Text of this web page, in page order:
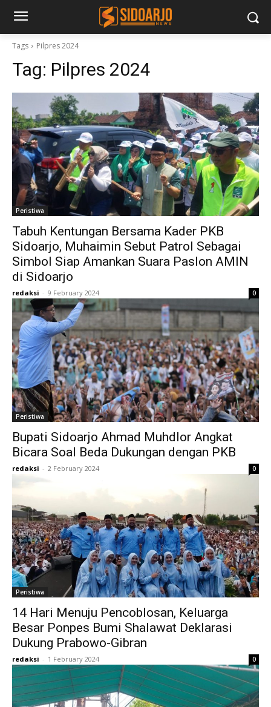
Tags Pilpres 2024
Tag: Pilpres 2024
Peristiwa
Tabuh Kentungan Bersama Kader PKB
Sidoarjo, Muhaimin Sebut Patrol Sebagai
Simbol Siap Amankan Suara Paslon AMIN
di Sidoarjo
redaksi - 9 February 2024 0
Peristiwa
Bupati Sidoarjo Ahmad Muhdlor Angkat
Bicara Soal Beda Dukungan dengan PKB
redaksi - 2 February 2024 0
Peristiwa
14 Hari Menuju Pencoblosan, Keluarga
Besar Ponpes Bumi Shalawat Deklarasi
Dukung Prabowo-Gibran
redaksi - 1 February 2024 0